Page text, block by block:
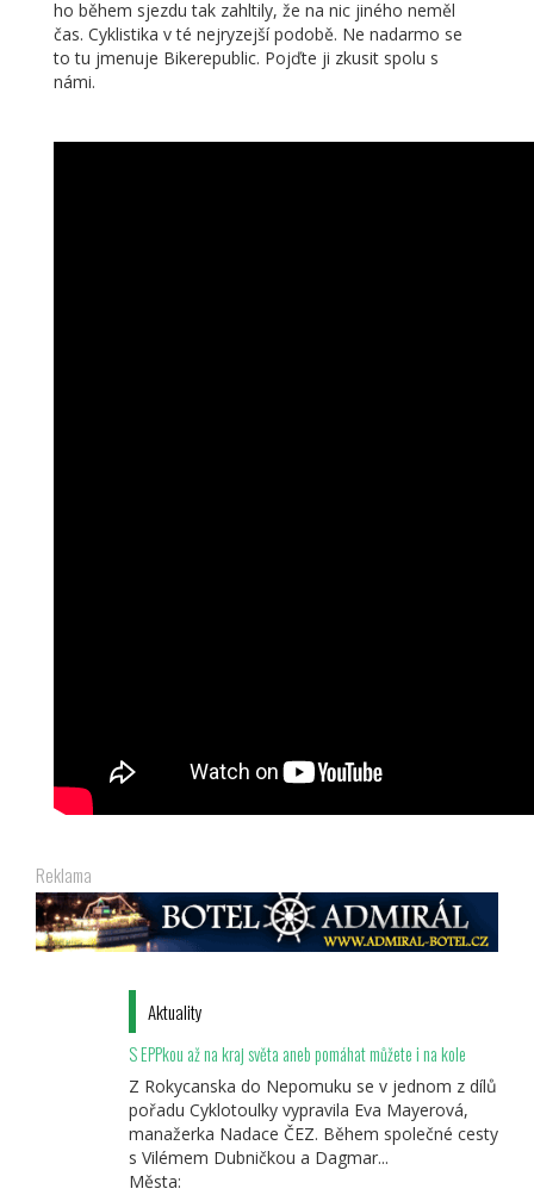
ho během sjezdu tak zahltily, že na nic jiného neměl
čas. Cyklistika v té nejryzejší podobě. Ne nadarmo se
to tu jmenuje Bikerepublic. Pojďte ji zkusit spolu s
námi.
Reklama
Aktuality
S EPPkou až na kraj světa aneb pomáhat můžete i na kole
Z Rokycanska do Nepomuku se v jednom z dílů
pořadu Cyklotoulky vypravila Eva Mayerová,
manažerka Nadace ČEZ. Během společné cesty
s Vilémem Dubničkou a Dagmar...
Města: